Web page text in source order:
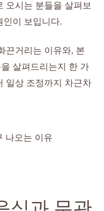
오시는 분들을 살펴보
인이 보입니다.
끈거리는 이유와, 본
살펴드리는지 한 가
일상 조정까지 차근차